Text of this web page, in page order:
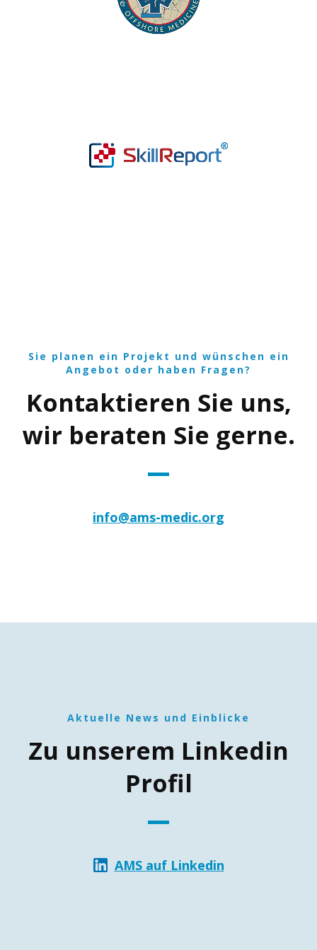
Sie planen ein Projekt und wünschen ein
Angebot oder haben Fragen?
Kontaktieren Sie uns,
wir beraten Sie gerne.
info@ams-medic.org
Aktuelle News und Einblicke
Zu unserem Linkedin
Profil
AMS auf Linkedin